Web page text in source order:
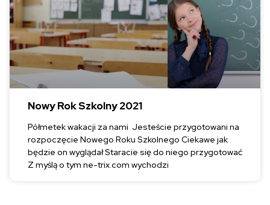
Nowy Rok Szkolny 2021
Półmetek wakacji za nami Jesteście przygotowani na
rozpoczęcie Nowego Roku Szkolnego Ciekawe jak
będzie on wyglądał Staracie się do niego przygotować
Z myślą o tym ne-trix.com wychodzi